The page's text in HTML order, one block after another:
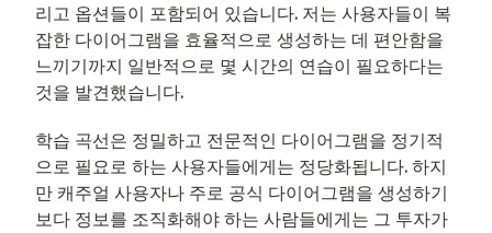
리고 옵션들이 포함되어 있습니다. 저는 사용자들이 복
잡한 다이어그램을 효율적으로 생성하는 데 편안함을
느끼기까지 일반적으로 몇 시간의 연습이 필요하다는
것을 발견했습니다.
학습 곡선은 정밀하고 전문적인 다이어그램을 정기적
으로 필요로 하는 사용자들에게는 정당화됩니다. 하지
만 캐주얼 사용자나 주로 공식 다이어그램을 생성하기
보다 정보를 조직화해야 하는 사람들에게는 그 투자가